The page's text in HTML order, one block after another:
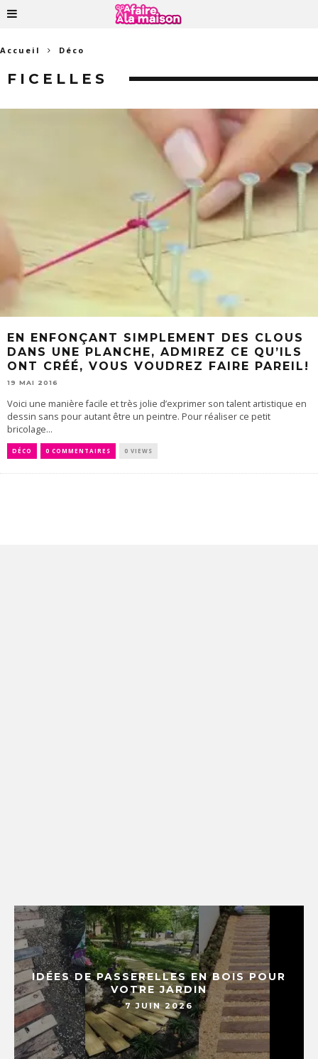
Accueil Déco
FICELLES
EN ENFONÇANT SIMPLEMENT DES CLOUS
DANS UNE PLANCHE, ADMIREZ CE QU’ILS
ONT CRÉÉ, VOUS VOUDREZ FAIRE PAREIL!
19 MAI 2016
Voici une manière facile et très jolie d’exprimer son talent artistique en
dessin sans pour autant être un peintre. Pour réaliser ce petit
bricolage...
DÉCO 0 COMMENTAIRES 0 VIEWS
IDÉES DE PASSERELLES EN BOIS POUR
VOTRE JARDIN
7 JUIN 2026